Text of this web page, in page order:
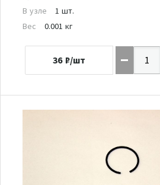
В узле
1 шт.
Вес
0.001 кг
36 ₽/шт